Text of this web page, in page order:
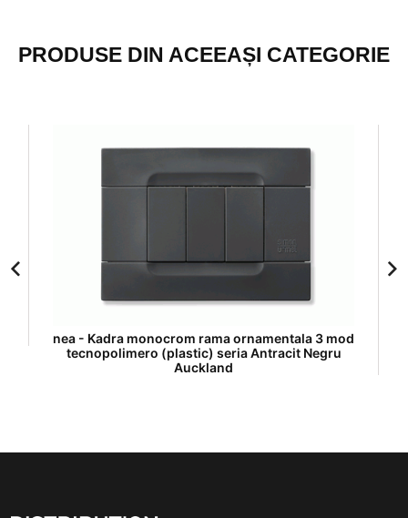
PRODUSE DIN ACEEAȘI CATEGORIE
nea - Kadra monocrom rama ornamentala 3 mod
tecnopolimero (plastic) seria Antracit Negru
Auckland